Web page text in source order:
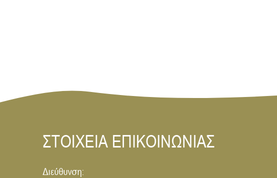
ΣΤΟΙΧΕΙΑ ΕΠΙΚΟΙΝΩΝΙΑΣ
Διεύθυνση: